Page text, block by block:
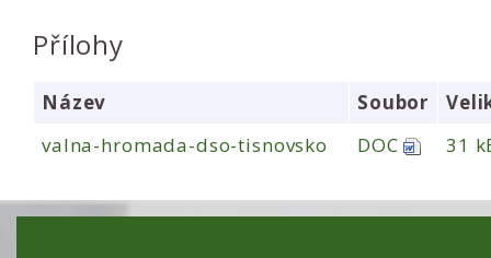
Přílohy
Název Soubor
valna-hromada-dso-tisnovsko
DOC 31